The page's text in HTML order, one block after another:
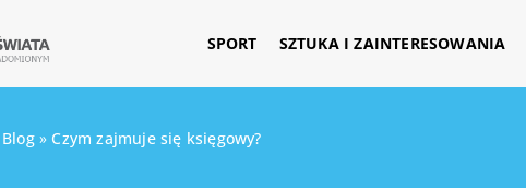
SPORT SZTUKA I ZAINTERESOWANIA
Blog» Czym zajmuje się księgowy?